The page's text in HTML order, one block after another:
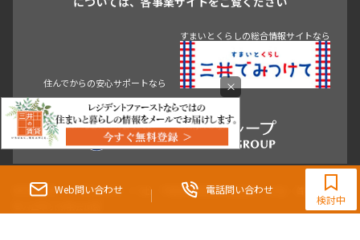
Web問い合わせ 電話問い合わせ
03-5784-3907
【提携店】(株)ヴィダックス
検討中
住んでからの安心サポートなら
すまいとくらしの総合情報サイトなら
東京都知事（3）第96482号 （一社） 不動産流通経営協会会員 （公社） 首都圏不動
×